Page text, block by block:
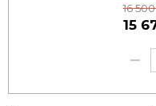
16 500
15